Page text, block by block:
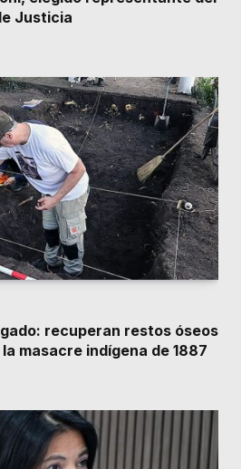
Justicia
recuperan restos óseos
masacre indígena de 1887